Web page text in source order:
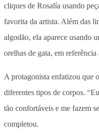
cliques de Rosalía usando
favorita da artista. Além das
algodão, ela aparece usando
orelhas de gata, em
A protagonista enfatizou que
diferentes tipos de corpos.
tão confortáveis ​​e me fazem
completou.